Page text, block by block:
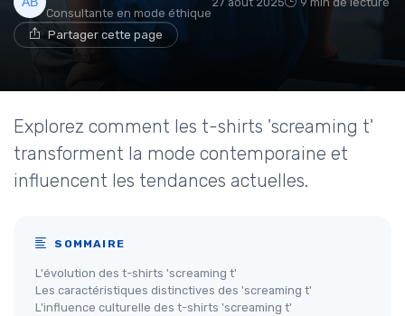
Consultante en mode éthique
Partager cette page
Explorez comment les t-shirts 'screaming t'
transforment la mode contemporaine et
influencent les tendances actuelles.
SOMMAIRE
L'évolution des t-shirts 'screaming t'
Les caractéristiques distinctives des 'screaming t'
L'influence culturelle des t-shirts 'screaming t'